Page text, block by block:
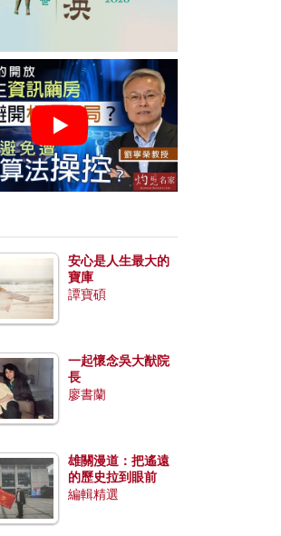
安心是人生最大的
寶庫
譚寶碩
一起懷念吳大猷院
長
廖書蘭
雄關漫道：把遙遠
的歷史拉到眼前
編輯精選